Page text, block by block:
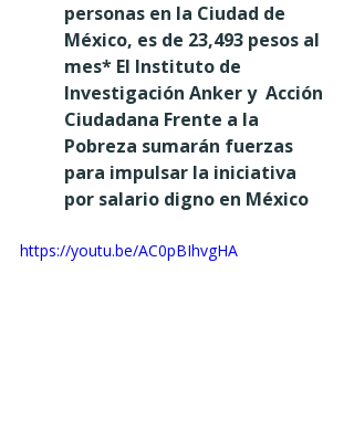
personas en la Ciudad de
México, es de 23,493 pesos al
mes* El Instituto de
Investigación Anker y  Acción
Ciudadana Frente a la
Pobreza sumarán fuerzas
para impulsar la iniciativa
por salario digno en México
https://youtu.be/AC0pBIhvgHA